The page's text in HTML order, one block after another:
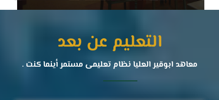
التعليم عن بعد
معاهد ابوقير العليا نظام تعليمى مستمر أينما كنت .